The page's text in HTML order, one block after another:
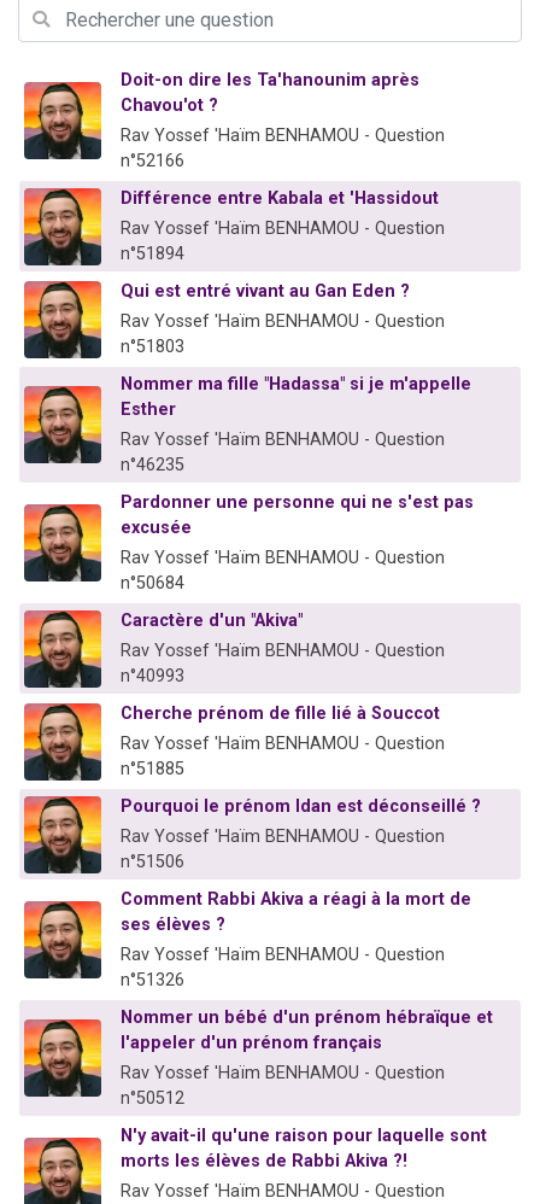
Ariel vient de donner son Maasser
Il reste 49 places pour étudier en groupe sur Zoom
Eva vient de donner son Maasser
Doit-on dire les Ta'hanounim après
Chavou'ot ?
Rav Yossef 'Haïm BENHAMOU - Question
n°52166
Différence entre Kabala et 'Hassidout
Rav Yossef 'Haïm BENHAMOU - Question
n°51894
Qui est entré vivant au Gan Eden ?
Rav Yossef 'Haïm BENHAMOU - Question
n°51803
Nommer ma fille "Hadassa" si je m'appelle
Esther
Rav Yossef 'Haïm BENHAMOU - Question
n°46235
Pardonner une personne qui ne s'est pas
excusée
Rav Yossef 'Haïm BENHAMOU - Question
n°50684
Caractère d'un "Akiva"
Rav Yossef 'Haïm BENHAMOU - Question
n°40993
Cherche prénom de fille lié à Souccot
Rav Yossef 'Haïm BENHAMOU - Question
n°51885
Pourquoi le prénom Idan est déconseillé ?
Rav Yossef 'Haïm BENHAMOU - Question
n°51506
Comment Rabbi Akiva a réagi à la mort de
ses élèves ?
Rav Yossef 'Haïm BENHAMOU - Question
n°51326
Nommer un bébé d'un prénom hébraïque et
l'appeler d'un prénom français
Rav Yossef 'Haïm BENHAMOU - Question
n°50512
N'y avait-il qu'une raison pour laquelle sont
morts les élèves de Rabbi Akiva ?!
Rav Yossef 'Haïm BENHAMOU - Question